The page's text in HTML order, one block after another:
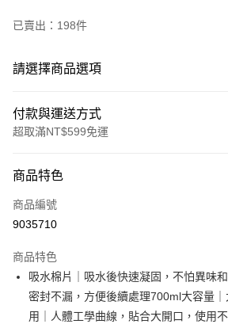
已賣出：198件
請選擇商品選項
付款與運送方式
超取滿NT$599免運
信用卡一次付款
超商取貨付款
Apple Pay
街口支付
商品特色
商品編號
9035710
商品特色
吸水棉片｜吸水後快速凝固，不怕異味
密封不漏，方便後續處理700ml大容量
用｜人體工學曲線，貼合大開口，使用